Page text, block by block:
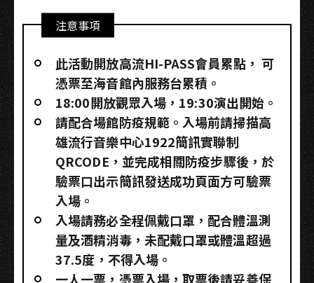
注意事項
此活動開放高流HI-PASS會員累點，​ 可
憑票至海音館內服務台累積。
18:00開放觀眾入場，19:30演出開始。
請配合場館防疫規範。入場前請掃描高
雄流行音樂中心1922簡訊實聯制
QRCODE，並完成相關防疫步驟後，於
驗票口出示簡訊發送成功頁面方可驗票
入場。
入場請務必全程佩戴口罩，配合體溫測
量及酒精消毒，未配戴口罩或體溫超過
37.5度，不得入場。
一人一票，憑票入場，取票後請妥善保